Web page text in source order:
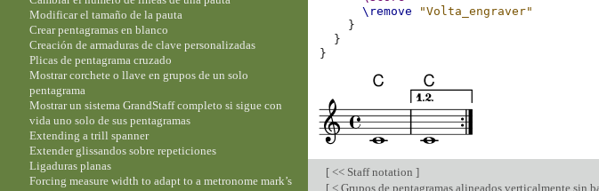
\remove
"Volta_engraver"
}
}
}
[ << Staff notation ]
[ < Grupos de pentagramas alineados verticalmente sin
Modificar el tamaño de la pauta
Crear pentagramas en blanco
Creación de armaduras de clave personalizadas
Plicas de pentagrama cruzado
Mostrar corchete o llave en grupos de un solo
pentagrama
Mostrar un sistema GrandStaff completo si sigue con
vida uno solo de sus pentagramas
Extending a trill spanner
Extender glissandos sobre repeticiones
Ligaduras planas
Forcing measure width to adapt to a metronome mark’s